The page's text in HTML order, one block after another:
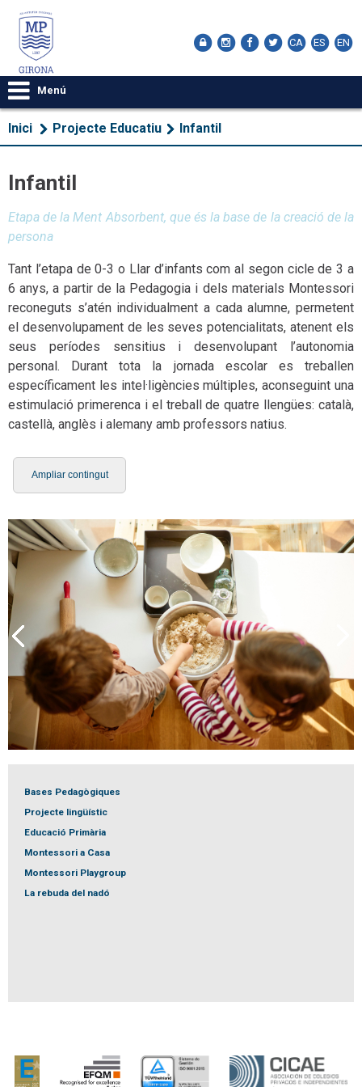
CA ES EN
Menú
Inici Projecte Educatiu Infantil
Infantil
Etapa de la Ment Absorbent, que és la base de la creació de la
persona
Tant l’etapa de 0-3 o Llar d’infants com al segon cicle de 3 a
6 anys, a partir de la Pedagogia i dels materials Montessori
reconeguts s’atén individualment a cada alumne, permetent
el desenvolupament de les seves potencialitats, atenent els
seus períodes sensitius i desenvolupant l’autonomia
personal. Durant tota la jornada escolar es treballen
específicament les intel·ligències múltiples, aconseguint una
estimulació primerenca i el treball de quatre llengües: català,
castellà, anglès i alemany amb professors natius.
Ampliar contingut
Bases Pedagògiques
Projecte lingüístic
Educació Primària
Montessori a Casa
Montessori Playgroup
La rebuda del nadó